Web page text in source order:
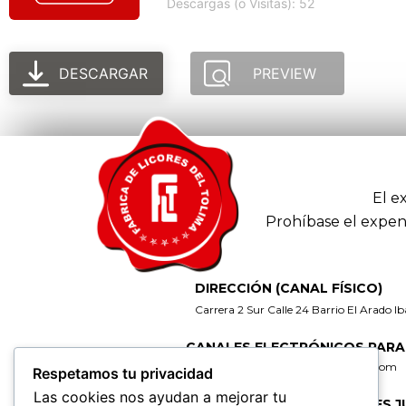
DESCARGAR PREVIEW
El
Prohíbase el
DIRECCIÓN (CANAL FÍSICO)
Carrera 2 Sur Calle 24 Barrio El Arado
CANALES ELECTRÓNICOS
gerencia@fabricadelicoresdeltolima.com
Respetamos tu privacidad
Las cookies nos ayudan a mejorar tu